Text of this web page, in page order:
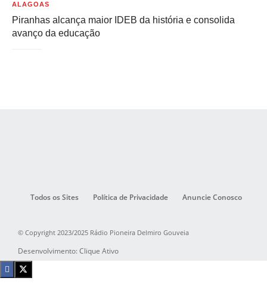
ALAGOAS
Piranhas alcança maior IDEB da história e consolida
avanço da educação
Todos os Sites Política de Privacidade Anuncie Conosco
© Copyright 2023/2025 Rádio Pioneira Delmiro Gouveia
Desenvolvimento: Clique Ativo